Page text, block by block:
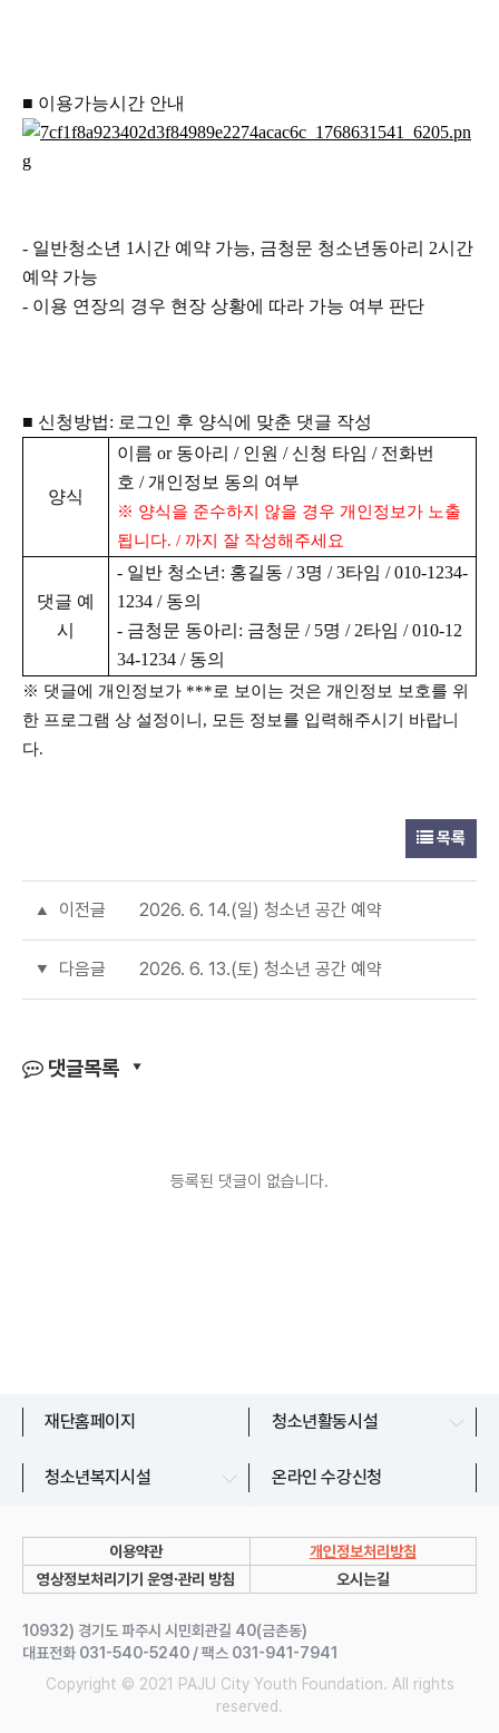
■ 이용가능시간 안내
- 일반청소년 1시간 예약 가능, 금청문 청소년동아리 2시간
예약 가능
- 이용 연장의 경우 현장 상황에 따라 가능 여부 판단
■ 신청방법: 로그인 후 양식에 맞춘 댓글 작성
양식
이름 or 동아리 / 인원 / 신청 타임 / 전화번
호 / 개인정보 동의 여부
※ 양식을 준수하지 않을 경우 개인정보가 노출
됩니다. / 까지 잘 작성해주세요
댓글 예
시
- 일반 청소년 : 홍길동 / 3명 / 3타임 / 010-1234-
1234 / 동의
- 금청문 동아리 : 금청문 / 5명 / 2타임 / 010-12
34-1234 / 동의
※ 댓글에 개인정보가 ***로 보이는 것은 개인정보 보호를 위
한 프로그램 상 설정이니 , 모든 정보를 입력해주시기 바랍니
다.
목록
이전글 2026. 6. 14.(일) 청소년 공간 예약
다음글 2026. 6. 13.(토) 청소년 공간 예약
댓글목록
등록된 댓글이 없습니다.
재단홈페이지 청소년활동시설
문산청소년센터
쉼표 1~7호점
청소년복지시설
파주시청소년상담복지센터 온라인 수강신청
이용약관
개인정보처리방침
영상정보처리기기 운영∙관리 방침
오시는길
10932) 경기도 파주시 시민회관길 40(금촌동)
대표전화 031-540-5240 / 팩스 031-941-7941
Copyright © 2021 PAJU City Youth Foundation. All rights
reserved.